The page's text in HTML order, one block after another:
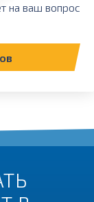
на ваш вопрос